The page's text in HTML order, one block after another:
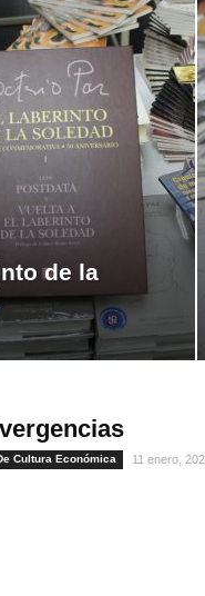
de la
Cultura Económica 11 enero,